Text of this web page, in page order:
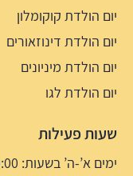
יום הולדת קוקומלון
יום הולדת דינוזאורים
יום הולדת מיניונים
יום הולדת לגו
שעות פעילות
ימים א’-ה’ בשעות: 09:00-20:00